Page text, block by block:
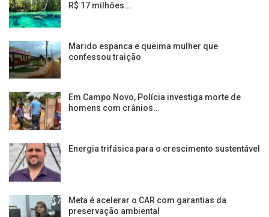
R$ 17 milhões…
Marido espanca e queima mulher que
confessou traição
Em Campo Novo, Polícia investiga morte de
homens com crânios…
Energia trifásica para o crescimento sustentável
Meta é acelerar o CAR com garantias da
preservação ambiental